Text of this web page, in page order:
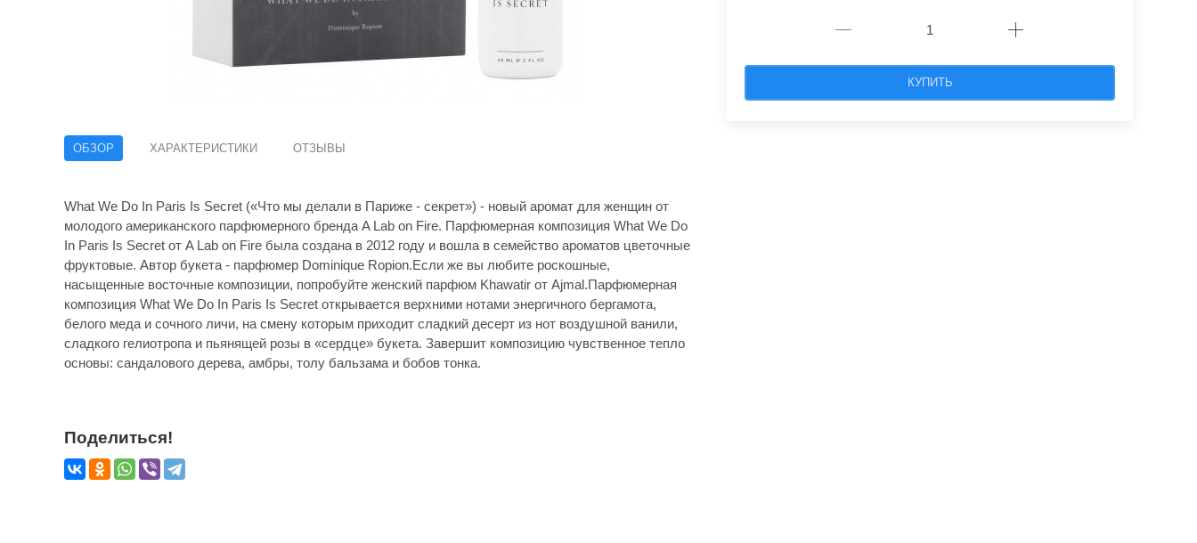
ОБЗОР ХАРАКТЕРИСТИКИ ОТЗЫВЫ
What We Do In Paris Is Secret («Что мы делали в Париже - секрет») - новый аромат для женщин от
молодого американского парфюмерного бренда A Lab on Fire. Парфюмерная композиция What We Do
In Paris Is Secret от A Lab on Fire была создана в 2012 году и вошла в семейство ароматов цветочные
фруктовые. Автор букета - парфюмер Dominique Ropion.Если же вы любите роскошные,
насыщенные восточные композиции, попробуйте женский парфюм Khawatir от Ajmal.Парфюмерная
композиция What We Do In Paris Is Secret открывается верхними нотами энергичного бергамота,
белого меда и сочного личи, на смену которым приходит сладкий десерт из нот воздушной ванили,
сладкого гелиотропа и пьянящей розы в «сердце» букета. Завершит композицию чувственное тепло
основы: сандалового дерева, амбры, толу бальзама и бобов тонка.
КУПИТЬ
Поделиться!